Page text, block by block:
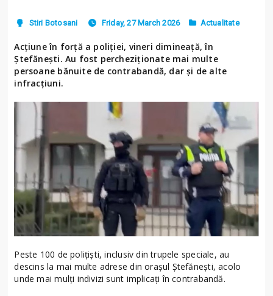
Stiri Botosani Friday, 27 March 2026 Actualitate
Acțiune în forță a poliției, vineri dimineață, în
Ștefănești. Au fost percheziționate mai multe
persoane bănuite de contrabandă, dar și de alte
infracțiuni.
Peste 100 de poliţişti, inclusiv din trupele speciale, au
descins la mai multe adrese din orașul Ștefănești, acolo
unde mai mulţi indivizi sunt implicaţi în contrabandă.